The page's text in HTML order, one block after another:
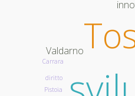
Valdarno
Carrara
Pistoia
diritto